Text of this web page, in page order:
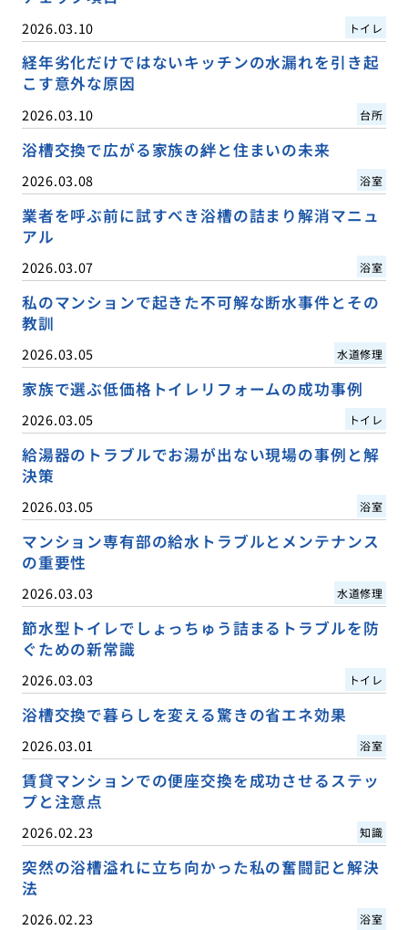
2026.03.10 トイレ
経年劣化だけではないキッチンの水漏れを引き起
こす意外な原因
2026.03.10 台所
浴槽交換で広がる家族の絆と住まいの未来
2026.03.08 浴室
業者を呼ぶ前に試すべき浴槽の詰まり解消マニュ
アル
2026.03.07 浴室
私のマンションで起きた不可解な断水事件とその
教訓
2026.03.05 水道修理
家族で選ぶ低価格トイレリフォームの成功事例
2026.03.05 トイレ
給湯器のトラブルでお湯が出ない現場の事例と解
決策
2026.03.05 浴室
マンション専有部の給水トラブルとメンテナンス
の重要性
2026.03.03 水道修理
節水型トイレでしょっちゅう詰まるトラブルを防
ぐための新常識
2026.03.03 トイレ
浴槽交換で暮らしを変える驚きの省エネ効果
2026.03.01 浴室
賃貸マンションでの便座交換を成功させるステッ
プと注意点
2026.02.23 知識
突然の浴槽溢れに立ち向かった私の奮闘記と解決
法
2026.02.23 浴室